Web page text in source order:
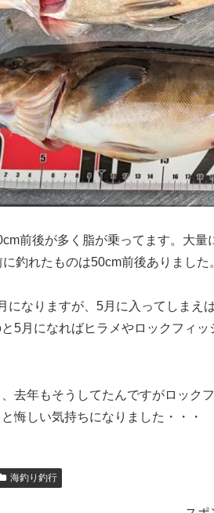
前後が多く脂が乗ってます。大
に釣れたものは50cm前後ありました
になりますが、5月に入ってしまえ
5月になればヒラメやロックフィ
去年もそうしてたんですがロック
悔しい気持ちになりました・・・
海釣り釣行